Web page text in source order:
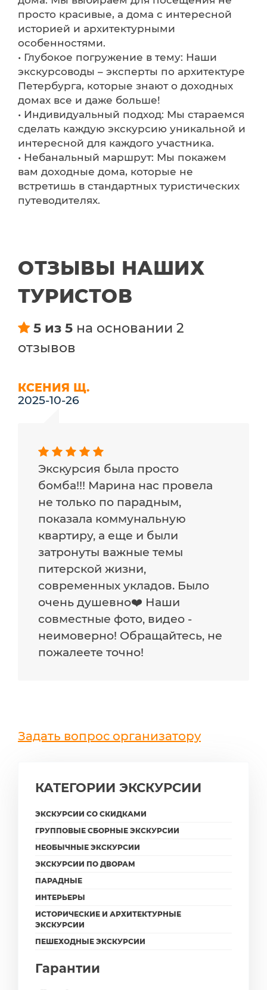
просто красивые, а дома с интересной
историей и архитектурными
особенностями.
• Глубокое погружение в тему: Наши
экскурсоводы – эксперты по архитектуре
Петербурга, которые знают о доходных
домах все и даже больше!
• Индивидуальный подход: Мы стараемся
сделать каждую экскурсию уникальной и
интересной для каждого участника.
• Небанальный маршрут: Мы покажем
вам доходные дома, которые не
встретишь в стандартных туристических
путеводителях.
ОТЗЫВЫ НАШИХ
ТУРИСТОВ
5 из 5 на основании 2
отзывов
КСЕНИЯ Щ.
2025-10-26
Экскурсия была просто
бомба!!! Марина нас провела
не только по парадным,
показала коммунальную
квартиру, а еще и были
затронуты важные темы
питерской жизни,
современных укладов. Было
очень душевно❤️ Наши
совместные фото, видео -
неимоверно! Обращайтесь, не
пожалеете точно!
Задать вопрос организатору
КАТЕГОРИИ ЭКСКУРСИИ
ЭКСКУРСИИ СО СКИДКАМИ
ГРУППОВЫЕ СБОРНЫЕ ЭКСКУРСИИ
НЕОБЫЧНЫЕ ЭКСКУРСИИ
ЭКСКУРСИИ ПО ДВОРАМ
ПАРАДНЫЕ
ИНТЕРЬЕРЫ
ИСТОРИЧЕСКИЕ И АРХИТЕКТУРНЫЕ
ЭКСКУРСИИ
ПЕШЕХОДНЫЕ ЭКСКУРСИИ
Гарантии